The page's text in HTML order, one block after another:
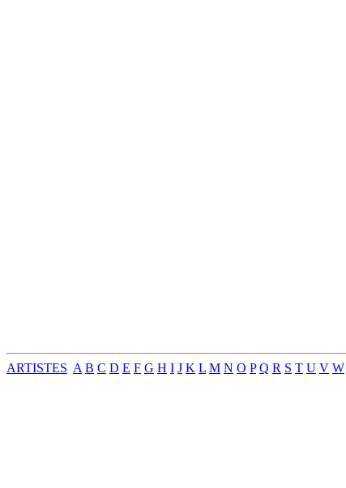
ARTISTES A B C D E F G H I J K L M N O P Q R S T U V W